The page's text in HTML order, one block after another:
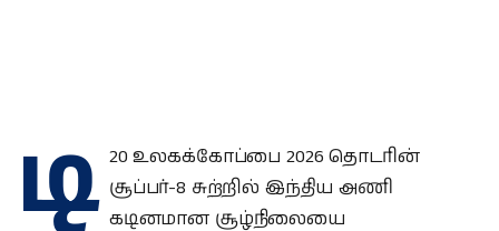
டி 20 உலகக்கோப்பை 2026 தொடரின்
சூப்பர்-8 சுற்றில் இந்திய அணி
கடினமான சூழ்நிலையை